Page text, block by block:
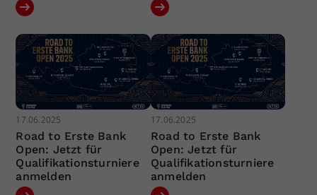
17.06.2025
Road to Erste Bank
Open: Jetzt für
Qualifikationsturniere
anmelden
17.06.2025
Road to Erste Bank
Open: Jetzt für
Qualifikationsturniere
anmelden